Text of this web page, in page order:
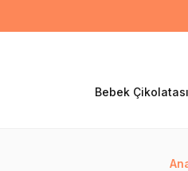
Bebek Çikolatası